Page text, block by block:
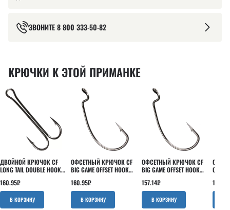
ЗВОНИТЕ8 800 333-50-82
КРЮЧКИ К ЭТОЙ ПРИМАНКЕ
ДВОЙНОЙ КРЮЧОК CF
LONG TAIL DOUBLE HOOK
160.95₽
В КОРЗИНУ
ОФСЕТНЫЙ КРЮЧОК CF
BIG GAME OFFSET HOOK
160.95₽
В КОРЗИНУ
ОФСЕТНЫЙ КРЮЧОК CF
BIG GAME OFFSET HOOK
157.14₽
В КОРЗИНУ
199.05